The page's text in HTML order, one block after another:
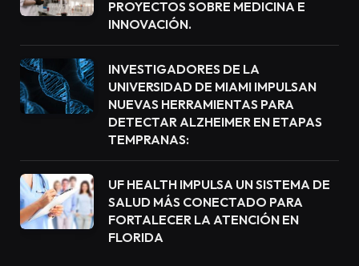
PROYECTOS SOBRE MEDICINA E
INNOVACIÓN.
INVESTIGADORES DE LA
UNIVERSIDAD DE MIAMI IMPULSAN
NUEVAS HERRAMIENTAS PARA
DETECTAR ALZHEIMER EN ETAPAS
TEMPRANAS:
UF HEALTH IMPULSA UN SISTEMA DE
SALUD MÁS CONECTADO PARA
FORTALECER LA ATENCIÓN EN
FLORIDA